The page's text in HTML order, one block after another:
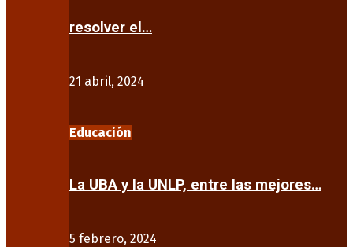
resolver el…
21 abril, 2024
Educación
La UBA y la UNLP, entre las mejores…
5 febrero, 2024